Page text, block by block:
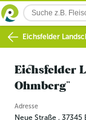
Eichsfelder
Eichsfelder
Ohmberg"
Adresse
Neue Straße , 37345